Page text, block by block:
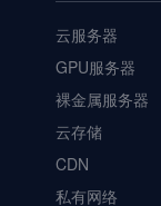
云服务器
GPU服务器
裸金属服务器
云存储
CDN
私有网络